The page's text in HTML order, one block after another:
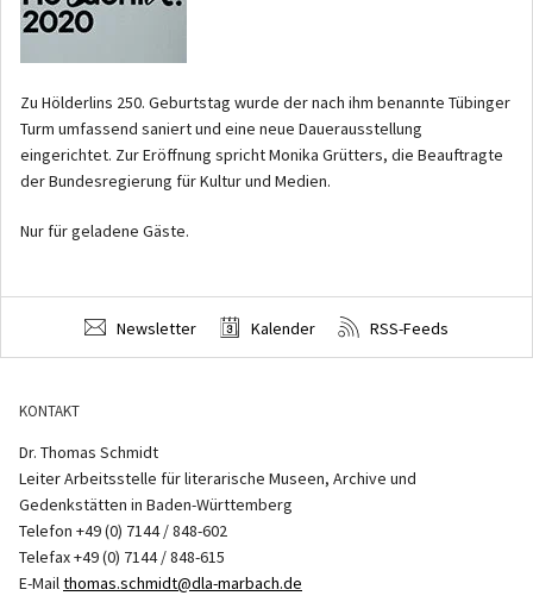
Zu Hölderlins 250. Geburtstag wurde der nach ihm benannte Tübinger
Turm umfassend saniert und eine neue Dauerausstellung
eingerichtet. Zur Eröffnung spricht Monika Grütters, die Beauftragte
der Bundesregierung für Kultur und Medien.
Nur für geladene Gäste.
Newsletter Kalender RSS-Feeds
KONTAKT
Dr. Thomas Schmidt
Leiter Arbeitsstelle für literarische Museen, Archive und
Gedenkstätten in Baden-Württemberg
Telefon +49 (0) 7144 / 848-602
Telefax +49 (0) 7144 / 848-615
E-Mail thomas.schmidt@dla-marbach.de